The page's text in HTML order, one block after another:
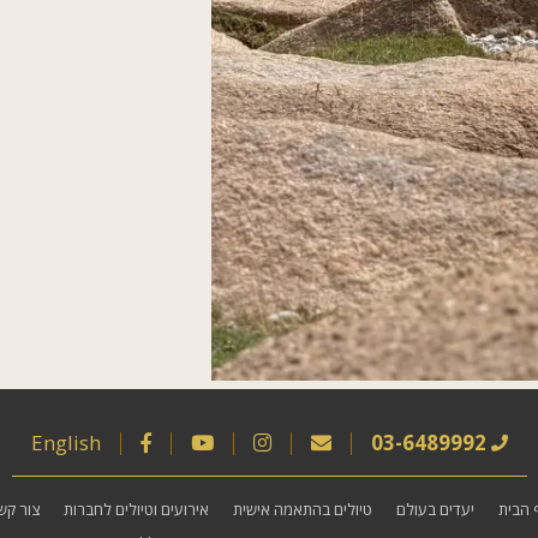
03-6489992
English
הבית יעדים בעולם טיולים בהתאמה אישית אירועים וטיולים לחברות
צור